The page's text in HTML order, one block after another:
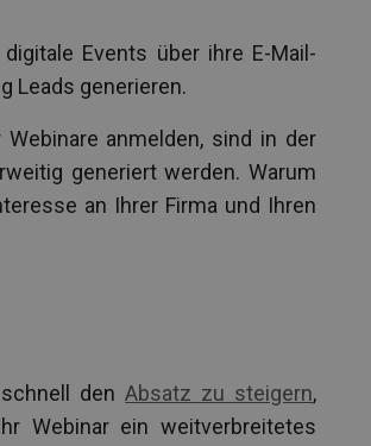
Events über ihre E-Mail-
Leads generieren.
anmelden, sind in der
generiert werden. Warum
an Ihrer Firma und Ihren
schnell denAbsatz zu steigern,
Webinar ein weitverbreitetes